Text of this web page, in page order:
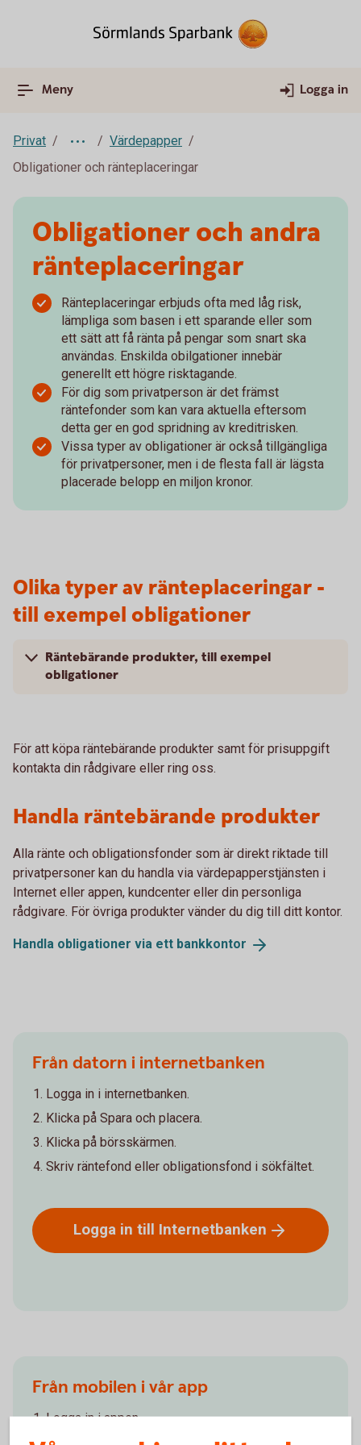
Meny Logga in
Privat
Värdepapper
Obligationer och ränteplaceringar
Obligationer och andra
ränteplaceringar
Ränteplaceringar erbjuds ofta med låg risk,
lämpliga som basen i ett sparande eller som
ett sätt att få ränta på pengar som snart ska
användas. Enskilda obilgationer innebär
generellt ett högre risktagande.
För dig som privatperson är det främst
räntefonder som kan vara aktuella eftersom
detta ger en god spridning av kreditrisken.
Vissa typer av obligationer är också tillgängliga
för privatpersoner, men i de flesta fall är lägsta
placerade belopp en miljon kronor.
Olika typer av ränteplaceringar -
till exempel obligationer
Räntebärande produkter, till exempel
obligationer
För att köpa räntebärande produkter samt för prisuppgift
kontakta din rådgivare eller ring oss.
Handla räntebärande produkter
Alla ränte och obligationsfonder som är direkt riktade till
privatpersoner kan du handla via värdepapperstjänsten i
Internet eller appen, kundcenter eller din personliga
rådgivare. För övriga produkter vänder du dig till ditt kontor.
Handla obligationer via ett bankkontor
Från datorn i internetbanken
Logga in i internetbanken.
Klicka på Spara och placera.
Klicka på börsskärmen.
Skriv räntefond eller obligationsfond i sökfältet.
Logga in till Internetbanken
Från mobilen i vår app
Logga in i appen.